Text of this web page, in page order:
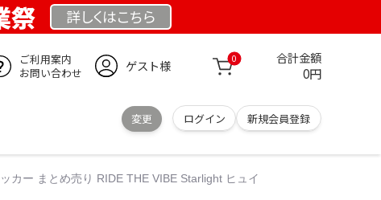
祭 詳しくはこちら
ご利用案内
お問い合わせ
ゲスト様 0 合計金額
0円
変更 ログイン 新規会員登録
カー まとめ売り RIDE THE VIBE Starlight ヒュイ